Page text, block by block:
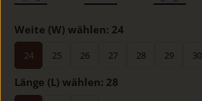
Weite (W) wählen: 24
24 25 26 27 28 29 30
Länge (L) wählen: 28